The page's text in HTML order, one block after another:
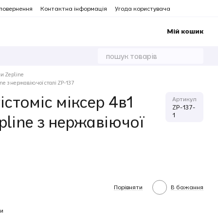
Контактна інформація Угода користувача
Мій кошик
Zepline
з нержавіючої сталі ZP-137
міксер 4в1
з нержавіючої
Артикул
ZP-137-
1
Порівняти В бажання